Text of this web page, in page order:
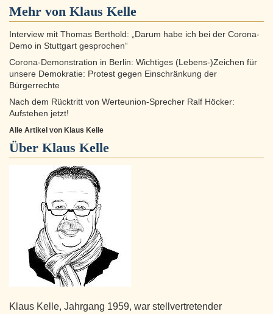
Mehr von Klaus Kelle
Interview mit Thomas Berthold: „Darum habe ich bei der Corona-
Demo in Stuttgart gesprochen“
Corona-Demonstration in Berlin: Wichtiges (Lebens-)Zeichen für
unsere Demokratie: Protest gegen Einschränkung der
Bürgerrechte
Nach dem Rücktritt von Werteunion-Sprecher Ralf Höcker:
Aufstehen jetzt!
Alle Artikel von Klaus Kelle
Über Klaus Kelle
Klaus Kelle, Jahrgang 1959, war stellvertretender